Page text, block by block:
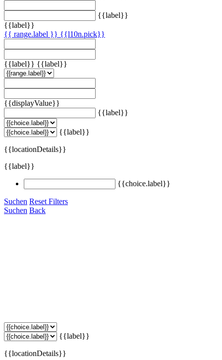
{{label}}
{{label}}
{{ range.label }} {{l10n.pick}}
{{label}} {{label}}
{{displayValue}}
{{label}}
{{label}}
{{locationDetails}}
{{label}}
{{choice.label}}
Suchen Reset Filters
Suchen Back
{{label}}
{{locationDetails}}